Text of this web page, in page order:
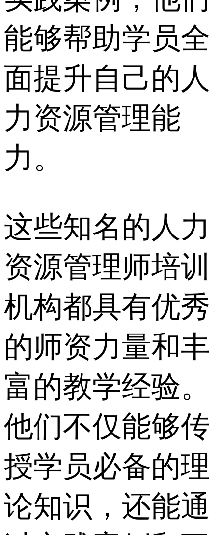
能够帮助学员全
面提升自己的人
力资源管理能
力。
这些知名的人力
资源管理师培训
机构都具有优秀
的师资力量和丰
富的教学经验。
他们不仅能够传
授学员必备的理
论知识，还能通